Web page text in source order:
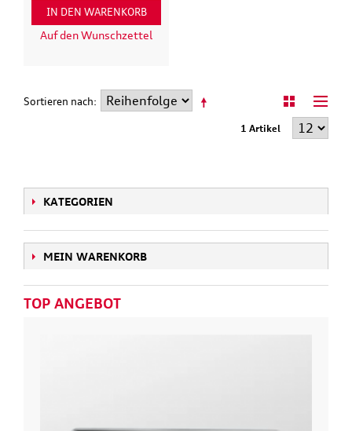
IN DEN WARENKORB
Auf den Wunschzettel
Sortieren nach
1 Artikel
KATEGORIEN
MEIN WARENKORB
TOP ANGEBOT